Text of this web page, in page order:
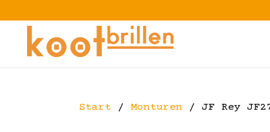
Start /Monturen / JF Rey